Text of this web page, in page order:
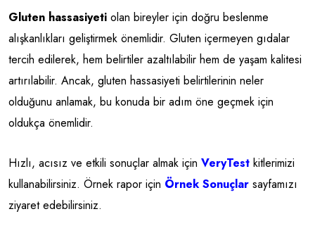
Gluten hassasiyeti olan bireyler için doğru beslenme
alışkanlıkları geliştirmek önemlidir. Gluten içermeyen gıdalar
tercih edilerek, hem belirtiler azaltılabilir hem de yaşam kalitesi
artırılabilir. Ancak, gluten hassasiyeti belirtilerinin neler
olduğunu anlamak, bu konuda bir adım öne geçmek için
oldukça önemlidir.
Hızlı, acısız ve etkili sonuçlar almak için VeryTest kitlerimizi
kullanabilirsiniz. Örnek rapor için Örnek Sonuçlar sayfamızı
ziyaret edebilirsiniz.